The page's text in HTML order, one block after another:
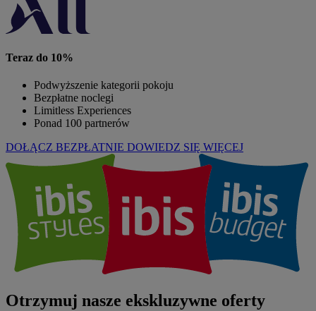
Teraz do 10%
Podwyższenie kategorii pokoju
Bezpłatne noclegi
Limitless Experiences
Ponad 100 partnerów
DOŁĄCZ BEZPŁATNIE DOWIEDZ SIĘ WIĘCEJ
Otrzymuj nasze ekskluzywne oferty